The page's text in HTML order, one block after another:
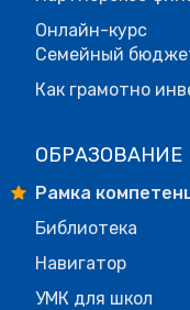
Онлайн-курс
Семейный
Как грамотно
ОБРАЗОВАНИЕ
Рамка
Библиотека
Навигатор
УМК для школ